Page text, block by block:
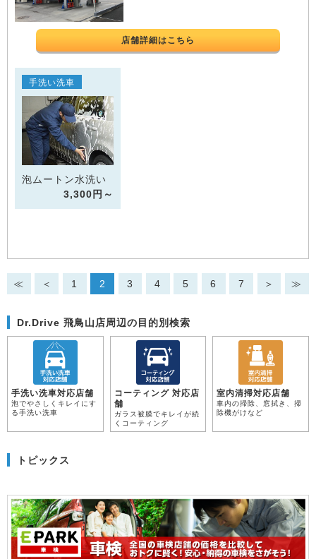
店舗詳細はこちら
手洗い洗車
泡ムートン水洗い
3,300円～
≪ ＜ 1 2 3 4 5 6 7 ＞ ≫
Dr.Drive 飛鳥山店周辺の目的別検索
手洗い洗車対応店舗
泡でやさしくキレイにす
る手洗い洗車
コーティング 対応店
舗
ガラス被膜でキレイが続
くコーティング
室内清掃対応店舗
車内の掃除、窓拭き、掃
除機がけなど
トピックス